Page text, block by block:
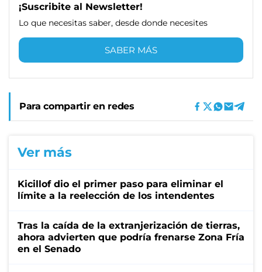
¡Suscribite al Newsletter!
Lo que necesitas saber, desde donde necesites
SABER MÁS
Para compartir en redes
Ver más
Kicillof dio el primer paso para eliminar el
límite a la reelección de los intendentes
Tras la caída de la extranjerización de tierras,
ahora advierten que podría frenarse Zona Fría
en el Senado